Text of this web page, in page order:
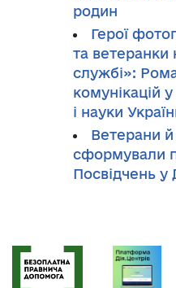
родин
Герої
та ветеранки
службі»:
комунікацій у
і науки
Ветерани
сформували
Посвідчень у